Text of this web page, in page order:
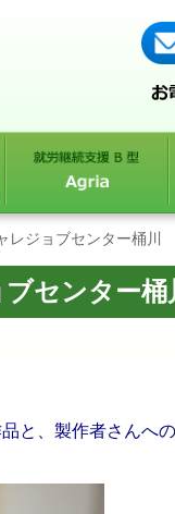
レジョブセンター桶川
センター桶
と、製作者さんへ